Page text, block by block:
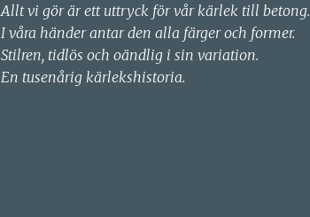
Allt vi gör är ett uttryck för vår kärlek till betong.
I våra händer antar den alla färger och former.
Stilren, tidlös och oändlig i sin variation.
En tusenårig kärlekshistoria.